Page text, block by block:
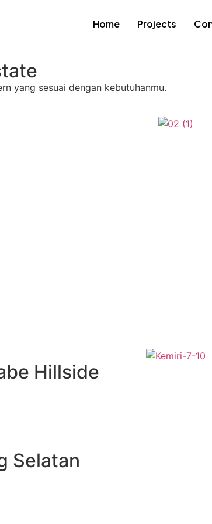
Home Projects
yang sesuai dengan kebutuhanmu.
Hillside
Selatan